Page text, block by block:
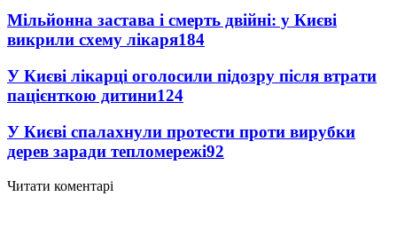
Мільйонна застава і смерть двійні: у Києві
викрили схему лікаря184
У Києві лікарці оголосили підозру після втрати
пацієнткою дитини124
У Києві спалахнули протести проти вирубки
дерев заради тепломережі92
Читати коментарі